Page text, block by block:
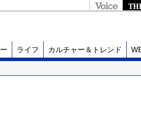
ライフ カルチャー＆トレンド